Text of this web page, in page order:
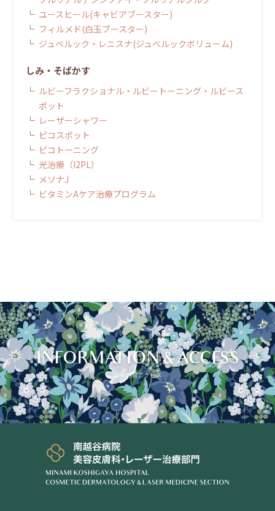
ユースヒール(キャビアブースター)
フィルメド(白玉ブースター)
ジュベルック・レニスナ(ジュべルックボリューム)
しみ・そばかす
ルビーフラクショナル・ルビートーニング・ルビース
ポット
レーザーシャワー
ピコスポット
ピコトーニング
光治療（I2PL）
メソナJ
ビタミンAケア治療プログラム
INFORMATION & ACCESS
診療時間アクセス